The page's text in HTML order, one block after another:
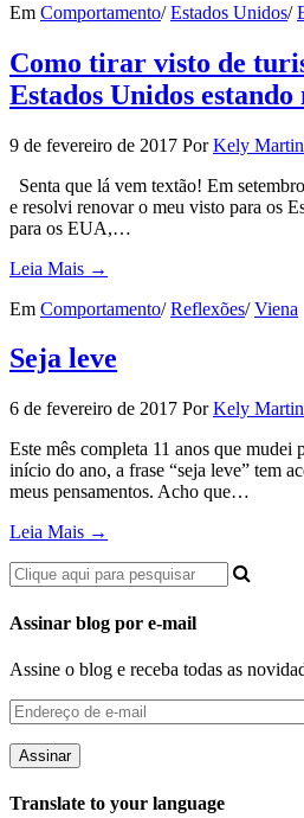
Em Comportamento/ Estados Unidos/
Como tirar visto de
Estados Unidos
9 de fevereiro de 2017 Por Kely
Senta que lá vem textão! Em
e resolvi renovar o meu visto para os
para os EUA,…
Leia Mais →
Em Comportamento/ Reflexões/ Viena
Seja leve
6 de fevereiro de 2017 Por Kely
Este mês completa 11 anos que mudei
início do ano, a frase “seja leve” tem
meus pensamentos. Acho que…
Leia Mais →
Assinar blog por e-mail
Assine o blog e receba todas as
Endereço
de
e-
mail
Translate to your language